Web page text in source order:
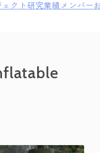
ェクト 研究業績 メンバー